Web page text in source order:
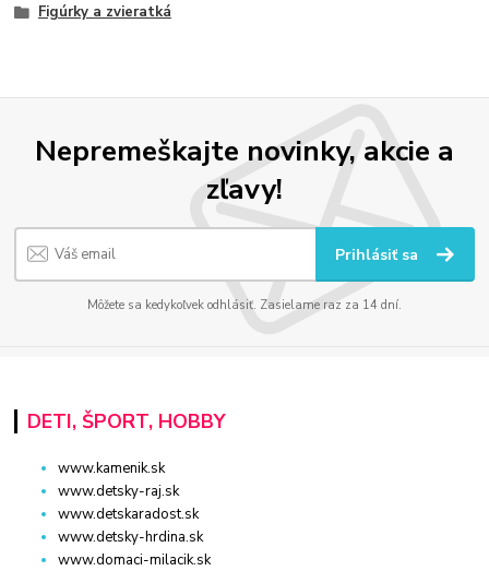
Figúrky a zvieratká
Nepremeškajte novinky, akcie a
zľavy!
Prihlásiť sa
Môžete sa kedykoľvek odhlásiť. Zasielame raz za 14 dní.
DETI, ŠPORT, HOBBY
www.kamenik.sk
www.detsky-raj.sk
www.detskaradost.sk
www.detsky-hrdina.sk
www.domaci-milacik.sk